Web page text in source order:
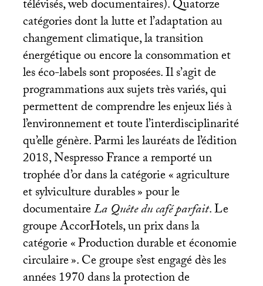
télévisés, web documentaires). Quatorze
catégories dont la lutte et l’adaptation au
changement climatique, la transition
énergétique ou encore la consommation et
les éco-labels sont proposées. Il s’agit de
programmations aux sujets très variés, qui
permettent de comprendre les enjeux liés à
l’environnement et toute l’interdisciplinarité
qu’elle génère. Parmi les lauréats de l’édition
2018, Nespresso France a remporté un
trophée d’or dans la catégorie «agriculture
et sylviculture durables» pour le
documentaireLa Quête du café parfait. Le
groupe AccorHotels, un prix dans la
catégorie «Production durable et économie
circulaire». Ce groupe s’est engagé dès les
années 1970 dans la protection de